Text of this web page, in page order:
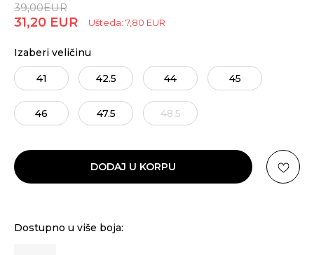
39,00EUR
31,20 EUR Ušteda: 7,80 EUR
Izaberi veličinu
41 42.5 44 45
46 47.5 48.5
DODAJ U KORPU
Dostupno u više boja: